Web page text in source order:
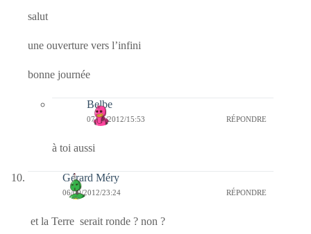
salut
une ouverture vers l’infini
bonne journée
Belbe
07/09/2012/15:53 RÉPONDRE
à toi aussi
Gérard Méry
06/09/2012/23:24 RÉPONDRE
et la Terre serait ronde ? non ?